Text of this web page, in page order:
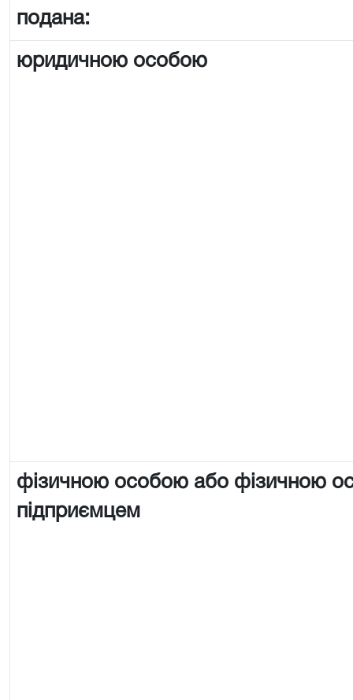
подана:
юридичною особою
фізичною особою або фізичною
підприємцем